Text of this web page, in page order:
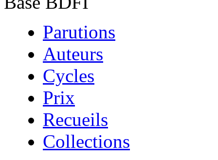
Parutions
Auteurs
Cycles
Prix
Recueils
Collections